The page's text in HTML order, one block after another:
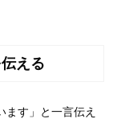
える
ます」と一言伝え